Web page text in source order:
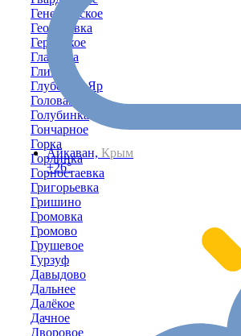
Айкаван, Крым
+26°
Генеральское
Георгиевка
Геройское
Глазовка
Глинка
Глубокий-Яр
Головановка
Голубинка
Гончарное
Горка
Горлинка
Горностаевка
Григорьевка
Гришино
Громовка
Громово
Грушевое
Гурзуф
Давыдово
Дальнее
Далёкое
Дачное
Дворовое